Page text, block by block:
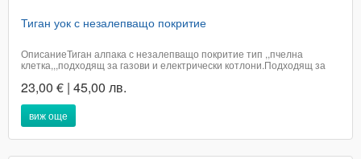
Тиган уок с незалепващо покритие
ОписаниеТиган алпака с незалепващо покритие тип ,,пчелна
клетка,,,подходящ за газови и електрически котлони.Подходящ за
смПрепоръчително е използването на дървени и гумирани
бъркалки.Цената е с включено ДДСДоставката е...
23,00 € | 45,00 лв.
виж още